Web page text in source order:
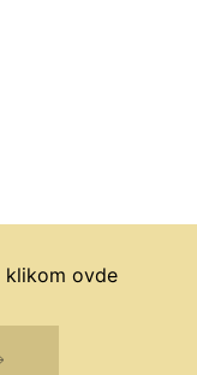
klikom ovde